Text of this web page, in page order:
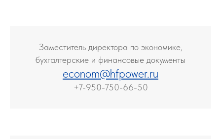
Заместитель директора по экономике,
бухгалтерские и финансовые документы
econom@hfpower.ru
+7-950-750-66-50